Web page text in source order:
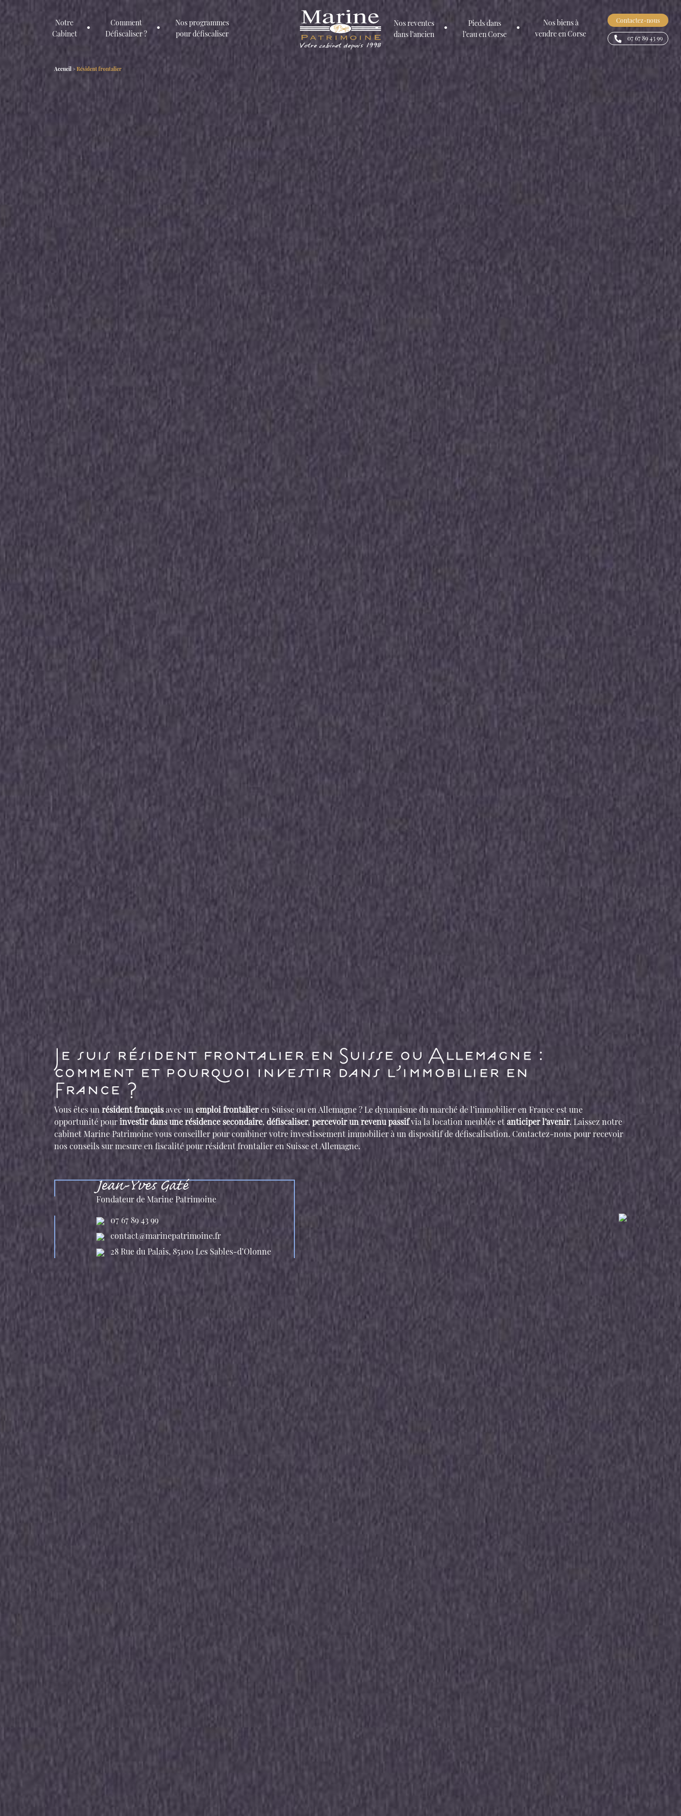
07 67 89 43 99
Contactez-nous
Notre
Cabinet
Comment
Défiscaliser ?
Nos programmes
pour défiscaliser
Nos reventes
dans l’ancien
Pieds dans
l’eau en Corse
Nos biens à
vendre en Corse
Accueil >Résident frontalier
Je suis résident frontalier en Suisse ou Allemagne :
comment et pourquoi investir dans l’immobilier en
France ?
Vous êtes un résident françaisavec un emploi frontalieren Suisse ou en Allemagne ? Le dynamisme du marché de l’immobilier en France est une
opportunité pourinvestir dans une résidence secondaire, défiscaliser,percevoir un revenu passifvia la location meublée etanticiper l’avenir. Laissez notre
cabinet Marine Patrimoine vous conseiller pour combiner votre investissement immobilier à un dispositif de défiscalisation. Contactez-nous pour recevoir
nos conseils sur mesure en fiscalité pour résident frontalier en Suisse et Allemagne.
Jean-Yves Gaté
Fondateur de Marine Patrimoine
07 67 89 43 99
contact@marinepatrimoine.fr
28 Rue du Palais, 85100 Les Sables-d’Olonne